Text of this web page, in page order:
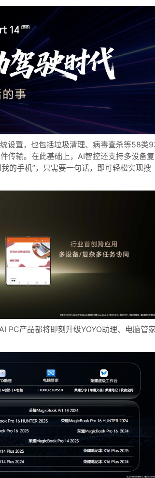
设置，也包括垃圾清理、病毒查杀等58类
传输。在此基础上，AI智控还支持多设备
的手机”，只需要一句话，即可轻松实现搜
产品都将即刻升级YOYO助理、电脑管